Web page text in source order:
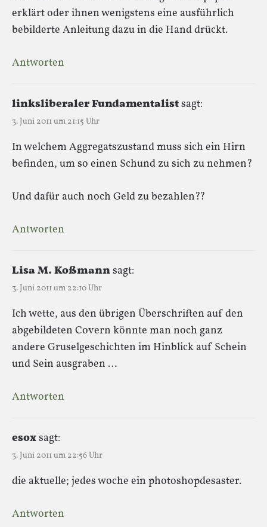
erklärt oder ihnen wenigstens eine ausführlich
bebilderte Anleitung dazu in die Hand drückt.
Antworten
linksliberaler Fundamentalistsagt:
3. Juni 2011 um 21:15 Uhr
In welchem Aggregatszustand muss sich ein Hirn
befinden, um so einen Schund zu sich zu nehmen?
Und dafür auch noch Geld zu bezahlen??
Antworten
Lisa M. Koßmannsagt:
3. Juni 2011 um 22:10 Uhr
Ich wette, aus den übrigen Überschriften auf den
abgebildeten Covern könnte man noch ganz
andere Gruselgeschichten im Hinblick auf Schein
und Sein ausgraben …
Antworten
esoxsagt:
3. Juni 2011 um 22:56 Uhr
die aktuelle; jedes woche ein photoshopdesaster.
Antworten